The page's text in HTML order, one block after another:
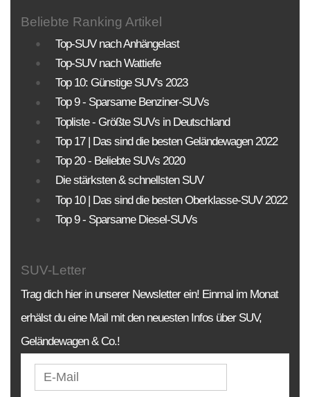
KLASSEN MOTORISIERUNG
Sortierung SUV Datenbank
Die Sortierungsmöglichkeit umfasst alle SUV-
Modelle und Generationen!
BAUJAHR LAND MARKE
Beliebte Ranking Artikel
Top-SUV nach Anhängelast
Top-SUV nach Wattiefe
Top 10: Günstige SUV's 2023
Top 9 - Sparsame Benziner-SUVs
Topliste - Größte SUVs in Deutschland
Top 17 | Das sind die besten Geländewagen 2022
Top 20 - Beliebte SUVs 2020
Die stärksten & schnellsten SUV
Top 10 | Das sind die besten Oberklasse-SUV 2022
Top 9 - Sparsame Diesel-SUVs
SUV-Letter
Trag dich hier in unserer Newsletter ein! Einmal im Monat
erhälst du eine Mail mit den neuesten Infos über SUV,
Geländewagen & Co.!